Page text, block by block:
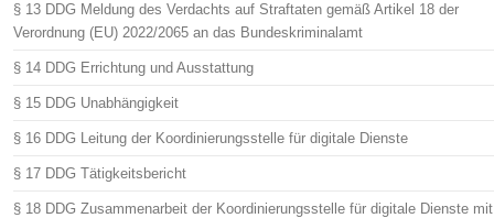
§ 13 DDG Meldung des Verdachts auf Straftaten gemäß Artikel 18 der
Verordnung (EU) 2022/2065 an das Bundeskriminalamt
§ 14 DDG Errichtung und Ausstattung
§ 15 DDG Unabhängigkeit
§ 16 DDG Leitung der Koordinierungsstelle für digitale Dienste
§ 17 DDG Tätigkeitsbericht
§ 18 DDG Zusammenarbeit der Koordinierungsstelle für digitale Dienste mit